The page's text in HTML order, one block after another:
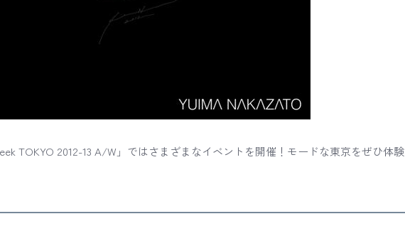
TOKYO 2012-13 A/W」ではさまざまなイベントを開催！モードな東京をぜひ体験